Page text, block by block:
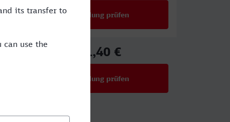
Verbindung prüfen
61,40 €
Verbindung prüfen